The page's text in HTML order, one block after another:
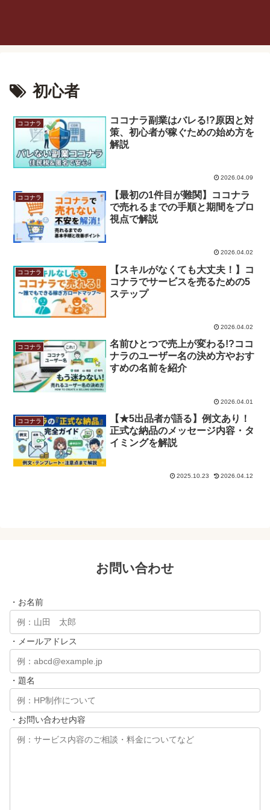
初心者
ココナラ
ココナラ副業はバレる!?原因と対
策、初心者が稼ぐための始め方を
解説
2026.04.09
ココナラ
【最初の1件目が難関】ココナラ
で売れるまでの手順と期間をプロ
視点で解説
2026.04.02
ココナラ
【スキルがなくても大丈夫！】コ
コナラでサービスを売るための5
ステップ
2026.04.02
ココナラ
名前ひとつで売上が変わる!?ココ
ナラのユーザー名の決め方やおす
すめの名前を紹介
2026.04.01
ココナラ
【★5出品者が語る】例文あり！
正式な納品のメッセージ内容・タ
イミングを解説
2025.10.23 2026.04.12
お問い合わせ
・お名前
・メールアドレス
・題名
・お問い合わせ内容